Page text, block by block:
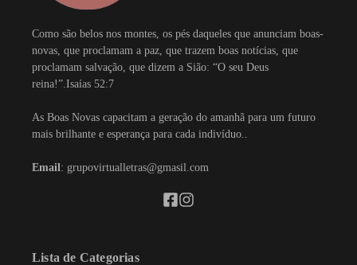
Como são belos nos montes, os pés daqueles que anunciam boas-
novas, que proclamam a paz, que trazem boas notícias, que
proclamam salvação, que dizem a Sião: “O seu Deus
reina!”.Isaías 52:7
As Boas Novas capacitam a geração do amanhã para um futuro
mais brilhante e esperança para cada indivíduo..
Email: grupovirtualletras@gmasil.com
Lista de Categorias